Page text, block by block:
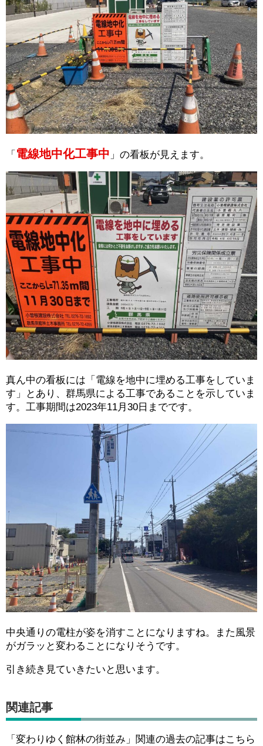
「 電線地中化工事中 」の看板が見えます。
真ん中の看板には「電線を地中に埋める工事をしていま
す」とあり、群馬県による工事であることを示していま
す。工事期間は2023年11月30日までです。
中央通りの電柱が姿を消すことになりますね。また風景
がガラッと変わることになりそうです。
引き続き見ていきたいと思います。
関連記事
「変わりゆく館林の街並み」関連の過去の記事はこちら